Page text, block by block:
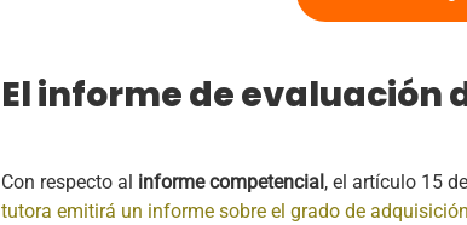
El informe de evaluación
Con respecto al informe competencial , el artículo 15
tutora emitirá un informe sobre el grado de